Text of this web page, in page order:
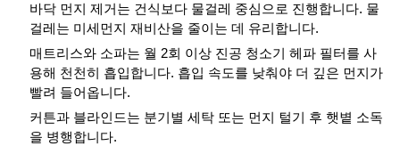
바닥 먼지 제거는 건식보다 물걸레 중심으로 진행합니다. 물
걸레는 미세먼지 재비산을 줄이는 데 유리합니다.
매트리스와 소파는 월 2회 이상 진공 청소기 헤파 필터를 사
용해 천천히 흡입합니다. 흡입 속도를 낮춰야 더 깊은 먼지가
빨려 들어옵니다.
커튼과 블라인드는 분기별 세탁 또는 먼지 털기 후 햇볕 소독
을 병행합니다.